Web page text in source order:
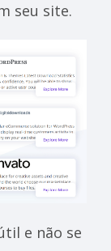
seu site.
e não se